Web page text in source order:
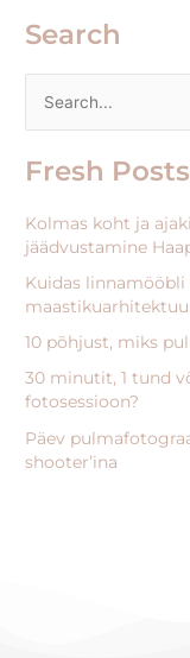
Search
a
c
f
:
Fresh Posts
Kolmas koht ja
jäädvustamine
Kuidas
10 põhjust, miks
30 minutit, 1 tund
fotosessioon?
Päev
shooter’ina